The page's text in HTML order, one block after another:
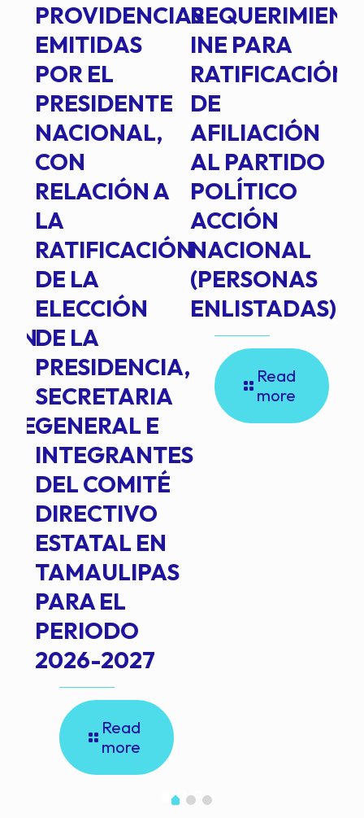
PROVIDENCIAS
EMITIDAS
POR EL
PRESIDENTE
NACIONAL,
CON
RELACIÓN A
LA
RATIFICACIÓN
DE LA
ELECCIÓN
DE LA
PRESIDENCIA,
SECRETARIA
GENERAL E
INTEGRANTES
DEL COMITÉ
DIRECTIVO
ESTATAL EN
TAMAULIPAS
PARA EL
PERIODO
2026-2027
Read
more
INE PARA
RATIFICACIÓN
DE
AFILIACIÓN
AL PARTIDO
POLÍTICO
ACCIÓN
NACIONAL
(PERSONAS
ENLISTADAS)
Read
more